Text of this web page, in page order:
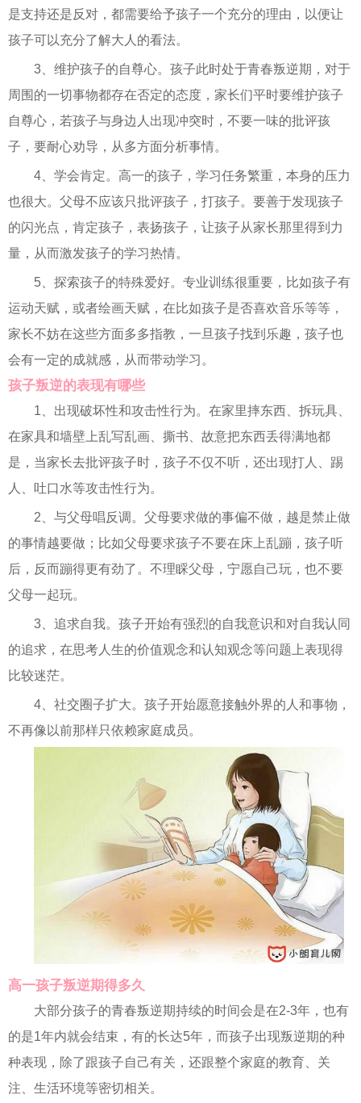
是支持还是反对，都需要给予孩子一个充分的理由，以便让
孩子可以充分了解大人的看法。
3、维护孩子的自尊心。孩子此时处于青春叛逆期，对于
周围的一切事物都存在否定的态度，家长们平时要维护孩子
自尊心，若孩子与身边人出现冲突时，不要一味的批评孩
子，要耐心劝导，从多方面分析事情。
4、学会肯定。高一的孩子，学习任务繁重，本身的压力
也很大。父母不应该只批评孩子，打孩子。要善于发现孩子
的闪光点，肯定孩子，表扬孩子，让孩子从家长那里得到力
量，从而激发孩子的学习热情。
5、探索孩子的特殊爱好。专业训练很重要，比如孩子有
运动天赋，或者绘画天赋，在比如孩子是否喜欢音乐等等，
家长不妨在这些方面多多指教，一旦孩子找到乐趣，孩子也
会有一定的成就感，从而带动学习。
孩子叛逆的表现有哪些
1、出现破坏性和攻击性行为。在家里摔东西、拆玩具、
在家具和墙壁上乱写乱画、撕书、故意把东西丢得满地都
是，当家长去批评孩子时，孩子不仅不听，还出现打人、踢
人、吐口水等攻击性行为。
2、与父母唱反调。父母要求做的事偏不做，越是禁止做
的事情越要做；比如父母要求孩子不要在床上乱蹦，孩子听
后，反而蹦得更有劲了。不理睬父母，宁愿自己玩，也不要
父母一起玩。
3、追求自我。孩子开始有强烈的自我意识和对自我认同
的追求，在思考人生的价值观念和认知观念等问题上表现得
比较迷茫。
4、社交圈子扩大。孩子开始愿意接触外界的人和事物，
不再像以前那样只依赖家庭成员。
高一孩子叛逆期得多久
大部分孩子的青春叛逆期持续的时间会是在2-3年，也有
的是1年内就会结束，有的长达5年，而孩子出现叛逆期的种
种表现，除了跟孩子自己有关，还跟整个家庭的教育、关
注、生活环境等密切相关。